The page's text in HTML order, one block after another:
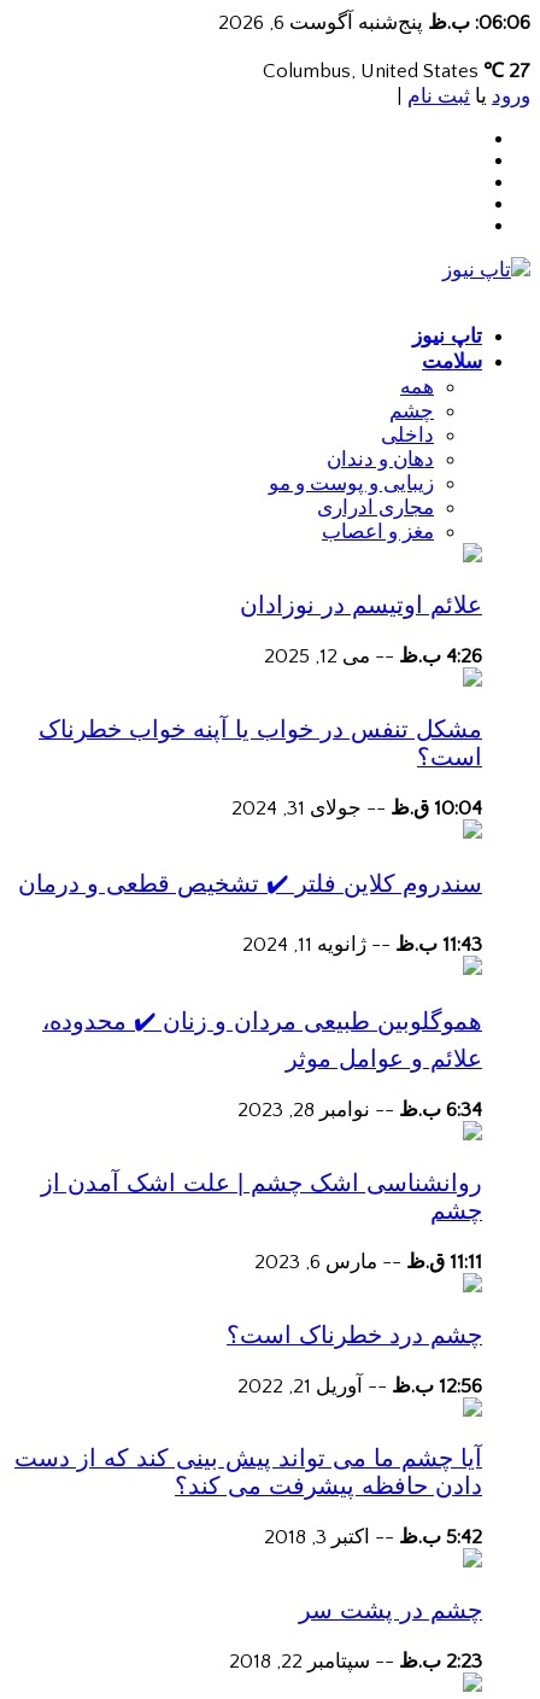
06:06: ب.ظ پنج‌شنبه آگوست 6, 2026
27 ℃
ورود یا ثبت نام
تاپ نیوز
سلامت
همه
چشم
داخلی
دهان و دندان
زیبایی و پوست و مو
مجاری ادراری
مغز و اعصاب
علائم اوتیسم در نوزادان
4:26 ب.ظ -- می 12, 2025
مشکل تنفس در خواب یا آپنه خواب خطرناک
است؟
10:04 ق.ظ -- جولای 31, 2024
سندروم کلاین فلتر ✔️ تشخیص قطعی و درمان
11:43 ب.ظ -- ژانویه 11, 2024
هموگلوبین طبیعی مردان و زنان ✔️ محدوده،
علائم و عوامل موثر
6:34 ب.ظ -- نوامبر 28, 2023
روانشناسی اشک چشم | علت اشک آمدن از
چشم
11:11 ق.ظ -- مارس 6, 2023
چشم درد خطرناک است؟
12:56 ب.ظ -- آوریل 21, 2022
آیا چشم ما می تواند پیش بینی کند که از دست
دادن حافظه پیشرفت می کند؟
5:42 ب.ظ -- اکتبر 3, 2018
چشم در پشت سر
2:23 ب.ظ -- سپتامبر 22, 2018